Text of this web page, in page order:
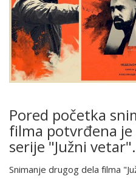
Pored početka
filma potvrđena je
serije "Južni vetar".
Snimanje drugog dela filma